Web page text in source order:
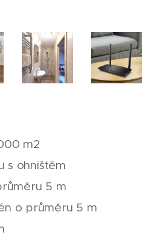
m2
s ohništěm
5 m
o průměru 5 m